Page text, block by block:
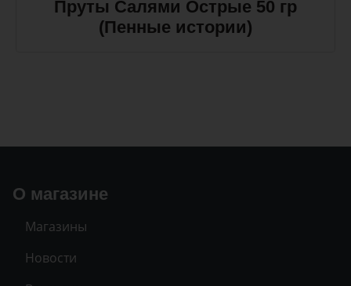
Пруты Салями Острые 50 гр
(Пенные истории)
О магазине
Магазины
Новости